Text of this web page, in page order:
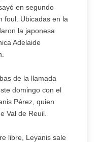
en segundo
foul. Ubicadas en la
la japonesa
Adelaide
de la llamada
domingo con el
Pérez, quien
Val de Reuil.
libre, Leyanis sale